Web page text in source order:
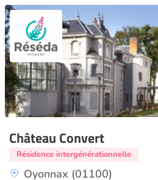
Château Convert
Résidence intergénérationnelle
Oyonnax (01100)